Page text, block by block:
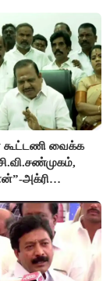
கூட்டணி வைக்க
அக்ரி